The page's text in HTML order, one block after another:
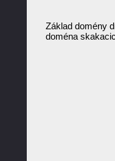
Základ domény
doména